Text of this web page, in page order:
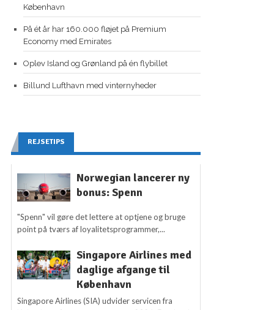
København
På ét år har 160.000 fløjet på Premium
Economy med Emirates
Oplev Island og Grønland på én flybillet
Billund Lufthavn med vinternyheder
REJSETIPS
Norwegian lancerer ny
bonus: Spenn
"Spenn" vil gøre det lettere at optjene og bruge
point på tværs af loyalitetsprogrammer,...
Singapore Airlines med
daglige afgange til
København
Singapore Airlines (SIA) udvider servicen fra